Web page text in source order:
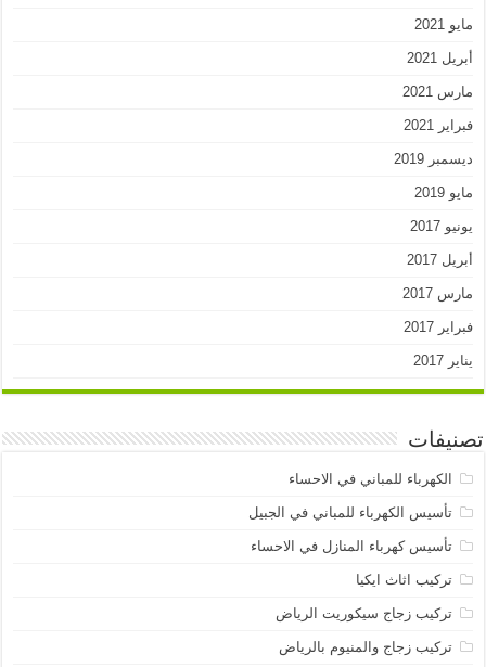
مايو 2021
أبريل 2021
مارس 2021
فبراير 2021
ديسمبر 2019
مايو 2019
يونيو 2017
أبريل 2017
مارس 2017
فبراير 2017
يناير 2017
تصنيفات
الكهرباء للمباني في الاحساء
تأسيس الكهرباء للمباني في الجبيل
تأسيس كهرباء المنازل في الاحساء
تركيب اثاث ايكيا
تركيب زجاج سيكوريت الرياض
تركيب زجاج والمنيوم بالرياض